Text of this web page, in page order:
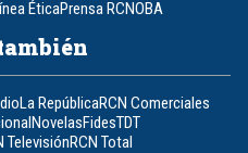
ÉticaPrensa RCNOBA
La RepúblicaRCN Comerciales
NovelasFidesTDT
TelevisiónRCN Total